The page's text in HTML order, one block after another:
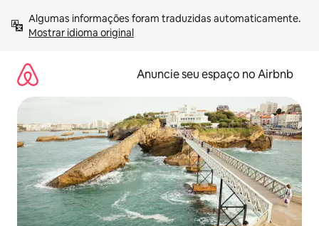
para
Mostrar idioma original
Anuncie seu espaço no Airbnb